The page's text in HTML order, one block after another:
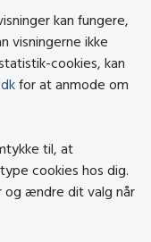
kan fungere,
visningerne ikke
cookies, kan
for at anmode om
til, at
cookies hos dig.
og ændre dit valg når